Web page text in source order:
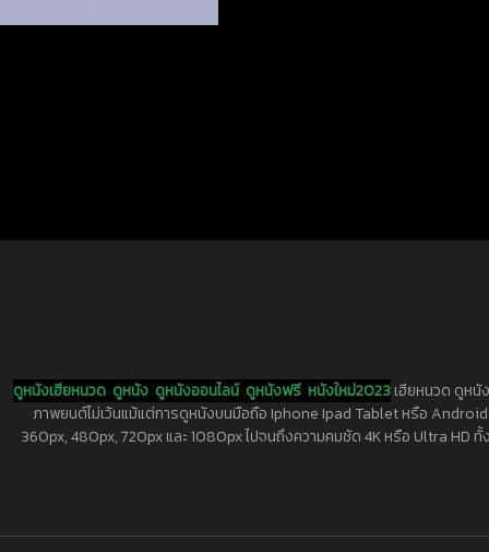
ดูหนังเฮียหนวด ดูหนัง ดูหนังออนไลน์ ดูหนังฟรี หนังใหม่2023เฮียหนวด ดูหนั
ภาพยนต์ไม่เว้นแม้แต่การดูหนังบนมือถือ Iphone Ipad Tablet หรือ
360px, 480px, 720px และ 1080px ไปจนถึงความคมชัด 4K หรือ Ultra HD